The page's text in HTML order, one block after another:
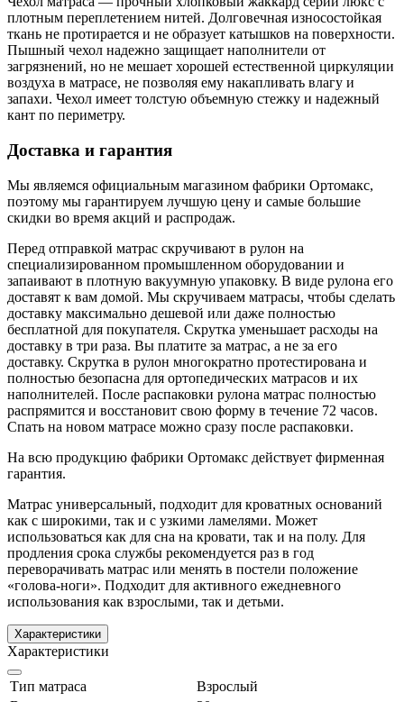
плотным переплетением нитей. Долговечная износостойкая
ткань не протирается и не образует катышков на поверхности.
Пышный чехол надежно защищает наполнители от
загрязнений, но не мешает хорошей естественной циркуляции
воздуха в матрасе, не позволяя ему накапливать влагу и
запахи. Чехол имеет толстую объемную стежку и надежный
кант по периметру.
Доставка и гарантия
Мы являемся официальным магазином фабрики Ортомакс,
поэтому мы гарантируем лучшую цену и самые большие
скидки во время акций и распродаж.
Перед отправкой матрас скручивают в рулон на
специализированном промышленном оборудовании и
запаивают в плотную вакуумную упаковку. В виде рулона его
доставят к вам домой. Мы скручиваем матрасы, чтобы сделать
доставку максимально дешевой или даже полностью
бесплатной для покупателя. Скрутка уменьшает расходы на
доставку в три раза. Вы платите за матрас, а не за его
доставку. Скрутка в рулон многократно протестирована и
полностью безопасна для ортопедических матрасов и их
наполнителей. После распаковки рулона матрас полностью
распрямится и восстановит свою форму в течение 72 часов.
Спать на новом матрасе можно сразу после распаковки.
На всю продукцию фабрики Ортомакс действует фирменная
гарантия.
Матрас универсальный, подходит для кроватных оснований
как с широкими, так и с узкими ламелями. Может
использоваться как для сна на кровати, так и на полу. Для
продления срока службы рекомендуется раз в год
переворачивать матрас или менять в постели положение
«голова-ноги». Подходит для активного ежедневного
использования как взрослыми, так и детьми.
Характеристики
Характеристики
Тип матраса
Взрослый